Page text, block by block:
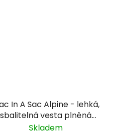
In A Sac Alpine - lehká,
sbalitelná vesta plněná
kachním peřím.
Skladem